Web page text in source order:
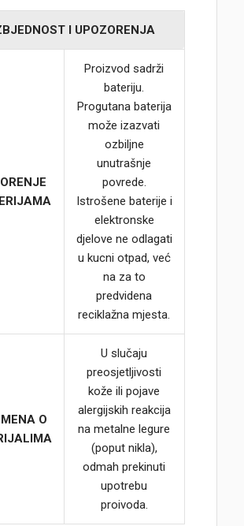
I UPOZORENJA
Proizvod sadrži
bateriju.
Progutana baterija
može izazvati
ozbiljne
unutrašnje
povrede.
Istrošene baterije i
elektronske
djelove ne odlagati
u kucni otpad, već
na za to
predvidena
reciklažna mjesta.
O
U slučaju
preosjetljivosti
kože ili pojave
alergijskih reakcija
na metalne legure
(poput nikla),
odmah prekinuti
upotrebu
proivoda.